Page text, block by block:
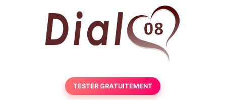
TESTER GRATUITEMENT